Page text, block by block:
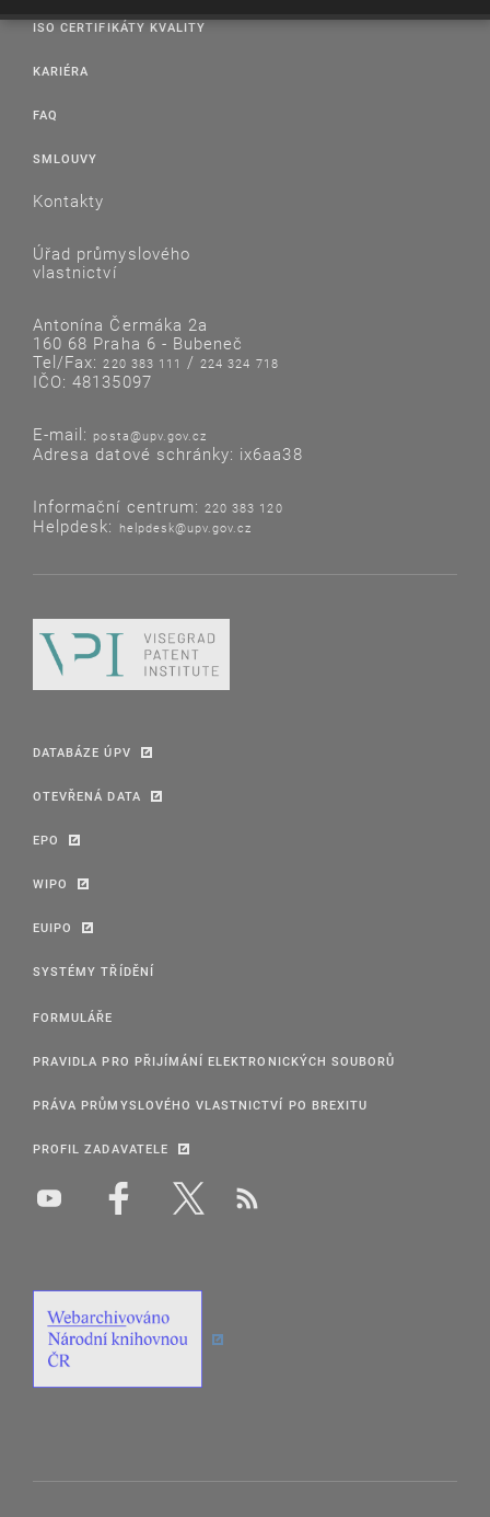
ISO CERTIFIKÁTY KVALITY
KARIÉRA
FAQ
SMLOUVY
Kontakty
Úřad průmyslového
vlastnictví
Antonína Čermáka 2a
160 68 Praha 6 - Bubeneč
Tel/Fax:220 383 111 /224 324 718
IČO: 48135097
E-mail: posta@upv.gov.cz
Adresa datové schránky: ix6aa38
Informační centrum: 220 383 120
Helpdesk: helpdesk@upv.gov.cz
DATABÁZE ÚPV
OTEVŘENÁ DATA
EPO
WIPO
EUIPO
SYSTÉMY TŘÍDĚNÍ
FORMULÁŘE
PRAVIDLA PRO PŘIJÍMÁNÍ ELEKTRONICKÝCH SOUBORŮ
PRÁVA PRŮMYSLOVÉHO VLASTNICTVÍ PO BREXITU
PROFIL ZADAVATELE